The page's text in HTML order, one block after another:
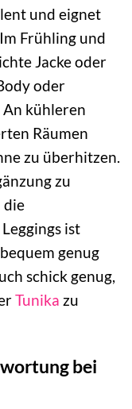
und eignet
Frühling und
Jacke oder
oder
kühleren
Räumen
zu überhitzen.
zu
die
ist
genug
schick genug,
Tunika zu
bei